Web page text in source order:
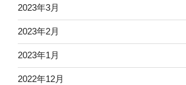
2023年3月
2023年2月
2023年1月
2022年12月